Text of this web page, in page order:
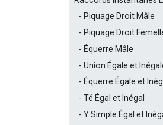
Piquage Droit Mâle
Piquage Droit
Équerre Mâle
Union Égale et
Équerre Égale et
Té Égal et Inégal
Y Simple Égal et